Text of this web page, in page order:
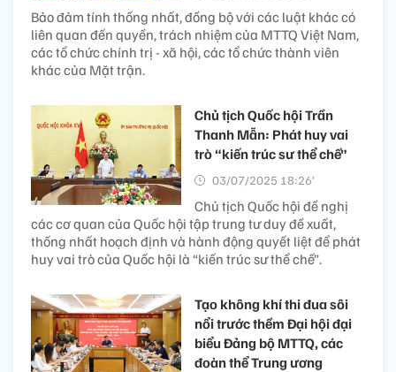
Bảo đảm tính thống nhất, đồng bộ với các luật khác có
liên quan đến quyền, trách nhiệm của MTTQ Việt Nam,
các tổ chức chính trị - xã hội, các tổ chức thành viên
khác của Mặt trận.
Chủ tịch Quốc hội Trần
Thanh Mẫn: Phát huy vai
trò “kiến trúc sư thể chế”
03/07/2025 18:26’
Chủ tịch Quốc hội đề nghị
các cơ quan của Quốc hội tập trung tư duy đề xuất,
thống nhất hoạch định và hành động quyết liệt để phát
huy vai trò của Quốc hội là “kiến trúc sư thể chế”.
Tạo không khí thi đua sôi
nổi trước thềm Đại hội đại
biểu Đảng bộ MTTQ, các
đoàn thể Trung ương